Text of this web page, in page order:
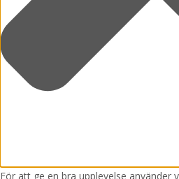
För att ge en bra upplevelse